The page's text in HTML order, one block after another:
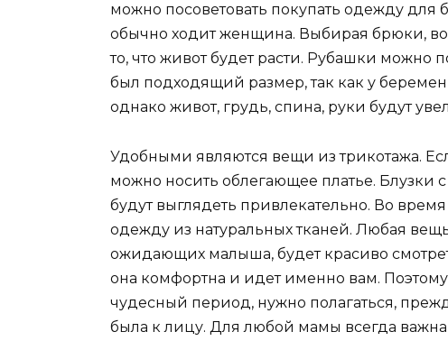
можно посоветовать покупать одежду для
обычно ходит женщина. Выбирая брюки,
то, что живот будет расти. Рубашки можно
был подходящий размер, так как у
однако живот, грудь, спина, руки будут
Удобными являются вещи из трикотажа.
можно носить облегающее платье. Блузки
будут выглядеть привлекательно. Во
одежду из натуральных тканей. Любая
ожидающих малыша, будет красиво
она комфортна и идет именно вам.
чудесный период, нужно полагаться,
была к лицу. Для любой мамы всегда